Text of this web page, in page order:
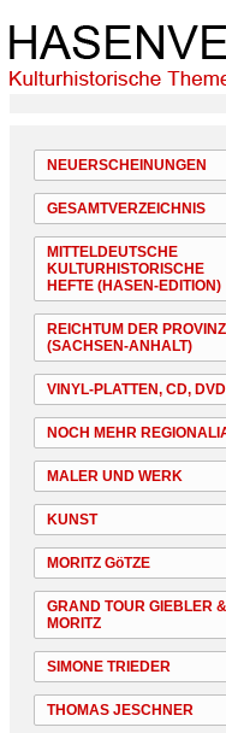
NEUERSCHEINUNGEN
GESAMTVERZEICHNIS
MITTELDEUTSCHE
KULTURHISTORISCHE
HEFTE (HASEN-EDITION)
REICHTUM DER PROVINZ
(SACHSEN-ANHALT)
VINYL-PLATTEN, CD, DVD
NOCH MEHR
MALER UND WERK
KUNST
MORITZ GöTZE
GRAND TOUR GIEBLER &
MORITZ
SIMONE TRIEDER
THOMAS JESCHNER